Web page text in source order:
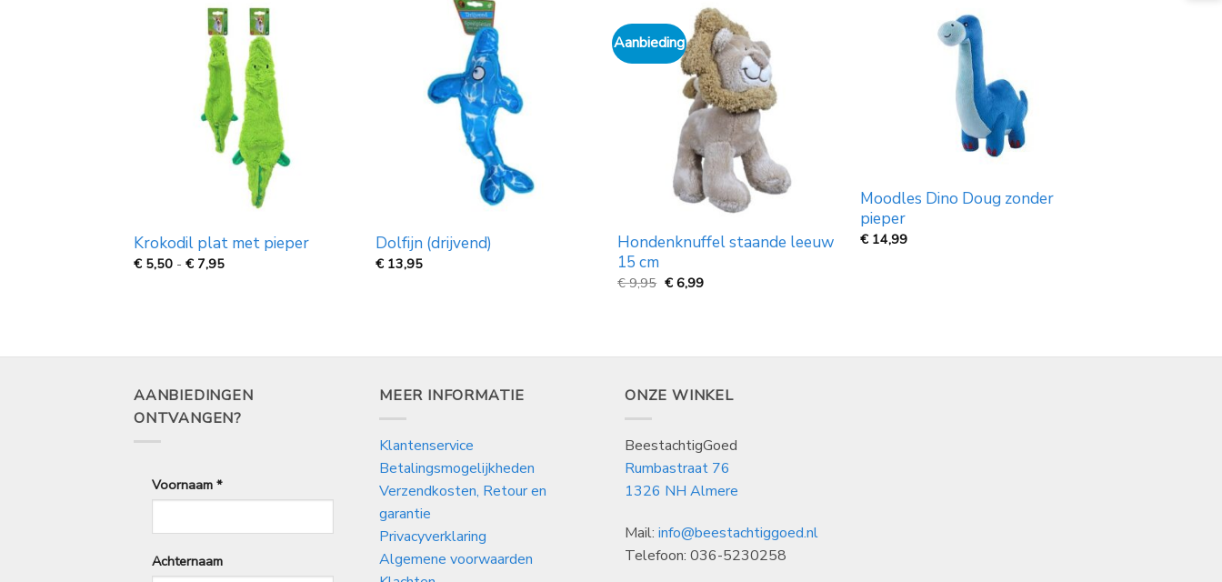
Krokodil plat met pieper
€ 5,50 - € 7,95Prijsklasse:
Dolfijn (drijvend)
€ 13,95
Aanbieding
Hondenknuffel staande leeuw
15 cm
€9,95 Oorspronkelijke
prijs
€ 6,99Huidige
Moodles Dino Doug zonder
pieper
€ 14,99
AANBIEDINGEN
ONTVANGEN?
Voornaam *
Achternaam
MEER INFORMATIE
Klantenservice
Betalingsmogelijkheden
Verzendkosten, Retour en
garantie
Privacyverklaring
Algemene voorwaarden
ONZE WINKEL
BeestachtigGoed
Rumbastraat 76
1326 NH Almere
Mail: info@beestachtiggoed.nl
Telefoon: 036-5230258